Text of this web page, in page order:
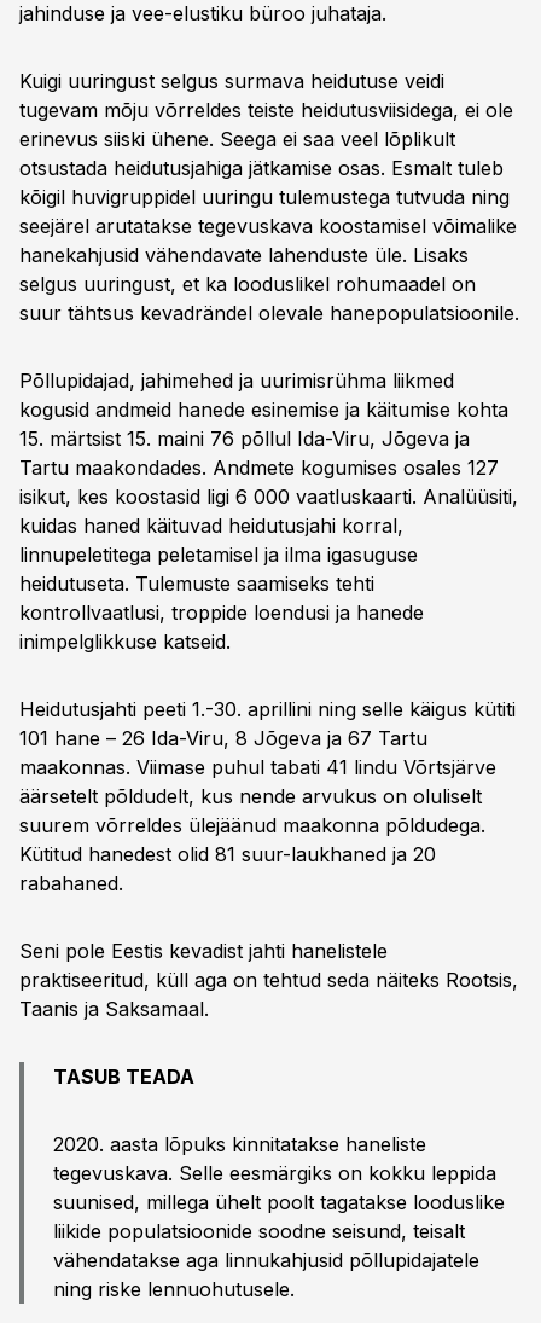
jahinduse ja vee-elustiku büroo juhataja.
Kuigi uuringust selgus surmava heidutuse veidi
tugevam mõju võrreldes teiste heidutusviisidega, ei ole
erinevus siiski ühene. Seega ei saa veel lõplikult
otsustada heidutusjahiga jätkamise osas. Esmalt tuleb
kõigil huvigruppidel uuringu tulemustega tutvuda ning
seejärel arutatakse tegevuskava koostamisel võimalike
hanekahjusid vähendavate lahenduste üle. Lisaks
selgus uuringust, et ka looduslikel rohumaadel on
suur tähtsus kevadrändel olevale hanepopulatsioonile.
Põllupidajad, jahimehed ja uurimisrühma liikmed
kogusid andmeid hanede esinemise ja käitumise kohta
15. märtsist 15. maini 76 põllul Ida-Viru, Jõgeva ja
Tartu maakondades. Andmete kogumises osales 127
isikut, kes koostasid ligi 6 000 vaatluskaarti. Analüüsiti,
kuidas haned käituvad heidutusjahi korral,
linnupeletitega peletamisel ja ilma igasuguse
heidutuseta. Tulemuste saamiseks tehti
kontrollvaatlusi, troppide loendusi ja hanede
inimpelglikkuse katseid.
Heidutusjahti peeti 1.-30. aprillini ning selle käigus kütiti
101 hane – 26 Ida-Viru, 8 Jõgeva ja 67 Tartu
maakonnas. Viimase puhul tabati 41 lindu Võrtsjärve
äärsetelt põldudelt, kus nende arvukus on oluliselt
suurem võrreldes ülejäänud maakonna põldudega.
Kütitud hanedest olid 81 suur-laukhaned ja 20
rabahaned.
Seni pole Eestis kevadist jahti hanelistele
praktiseeritud, küll aga on tehtud seda näiteks Rootsis,
Taanis ja Saksamaal.
TASUB TEADA
2020. aasta lõpuks kinnitatakse haneliste
tegevuskava. Selle eesmärgiks on kokku leppida
suunised, millega ühelt poolt tagatakse looduslike
liikide populatsioonide soodne seisund, teisalt
vähendatakse aga linnukahjusid põllupidajatele
ning riske lennuohutusele.